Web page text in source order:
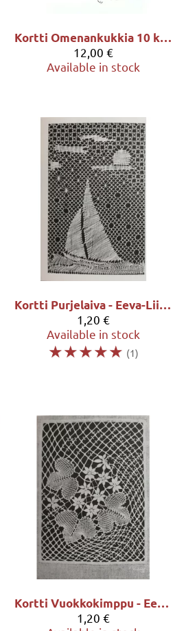
Kortti Omenankukkia 10 kpl - Virpi Pekkala
12,00 €
Available in stock
Kortti Purjelaiva - Eeva-Liisa Kortelahti
1,20 €
Available in stock
☆☆☆☆☆ (1)
Kortti Vuokkokimppu - Eeva-Liisa Kortelahti
1,20 €